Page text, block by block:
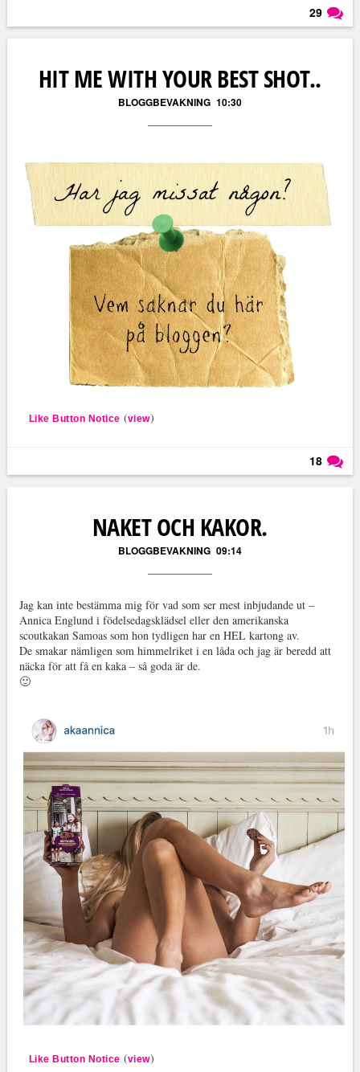
29
HIT ME WITH YOUR BEST SHOT..
BLOGGBEVAKNING 10:30
Like Button Notice (view)
18
NAKET OCH KAKOR.
BLOGGBEVAKNING 09:14
Jag kan inte bestämma mig för vad som ser mest inbjudande ut –
Annica Englund i födelsedagsklädsel eller den amerikanska
scoutkakan Samoas som hon tydligen har en HEL kartong av.
De smakar nämligen som himmelriket i en låda och jag är beredd att
näcka för att få en kaka – så goda är de.
🙂
Like Button Notice (view)